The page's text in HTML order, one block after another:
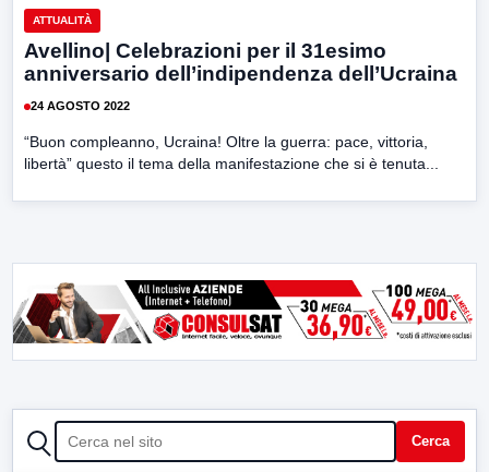
ATTUALITÀ
Avellino| Celebrazioni per il 31esimo
anniversario dell’indipendenza dell’Ucraina
24 AGOSTO 2022
“Buon compleanno, Ucraina! Oltre la guerra: pace, vittoria,
libertà” questo il tema della manifestazione che si è tenuta...
CERCA Cerca